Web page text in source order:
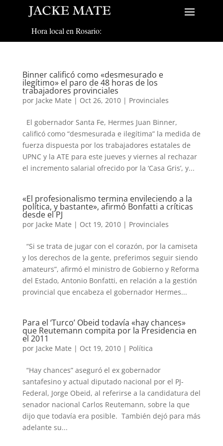
Hora local en Rosario:
Binner calificó como «desmesurado e
ilegítimo» el paro de 48 horas de los
trabajadores provinciales
por Jacke Mate | Oct 26, 2010| Provinciales
El gobernador Santa Fe, Hermes Juan Binner,
calificó como “desmesurada e ilegítima” la medida de
fuerza dispuesta por los trabajadores estatales de
UPNC y la ATE para este jueves y viernes al rechazar
el incremento salarial ofrecido por la ‘Casa Gris’, y...
«El profesionalismo termina envileciendo a la
política, y bastante», afirmó Bonfatti a críticas
desde el PJ
por Jacke Mate | Oct 19, 2010| Provinciales
“Si se trata de jugar con el corazón, por la camiseta
y los derechos de la gente, preferimos seguir siendo
amateurs”, afirmó el ministro de Gobierno y Reforma
del Estado, Antonio Bonfatti, en relación a la gestión
provincial que encabeza el gobernador Hermes...
Para el ‘Turco’ Obeid todavía «hay chances»
que Reutemann compita por la Presidencia en
el 2011
por Jacke Mate | Oct 19, 2010| Política
“Hay chances” aseguró el ex gobernador
santafesino y actual diputado nacional por el PJ-
Federal, Jorge Obeid, al referirse a la candidatura del
senador nacional Carlos Reutemann, sobre la que
dijo que todavía era posible. También dejó para más
adelante su...